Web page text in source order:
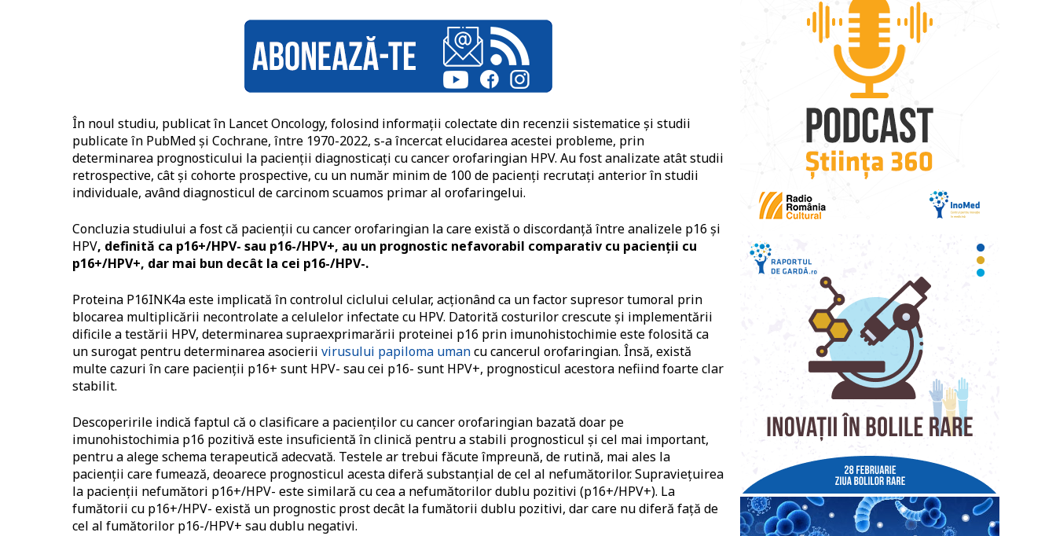
În noul studiu, publicat în Lancet Oncology, folosind informații colectate din recenzii sistematice și studii
publicate în PubMed și Cochrane, între 1970-2022, s-a încercat elucidarea acestei probleme, prin
determinarea prognosticului la pacienții diagnosticați cu cancer orofaringian HPV. Au fost analizate atât studii
retrospective, cât și cohorte prospective, cu un număr minim de 100 de pacienți recrutați anterior în studii
individuale, având diagnosticul de carcinom scuamos primar al orofaringelui.
Concluzia studiului a fost că pacienții cu cancer orofaringian la care există o discordanță între analizele p16 și
HPV, definită ca p16+/HPV- sau p16-/HPV+, au un prognostic nefavorabil comparativ cu pacienții cu
p16+/HPV+, dar mai bun decât la cei p16-/HPV-.
Proteina P16INK4a este implicată în controlul ciclului celular, acționând ca un factor supresor tumoral prin
blocarea multiplicării necontrolate a celulelor infectate cu HPV. Datorită costurilor crescute și implementării
dificile a testării HPV, determinarea supraexprimarării proteinei p16 prin imunohistochimie este folosită ca
un surogat pentru determinarea asocierii virusului papiloma umancu cancerul orofaringian. Însă, există
multe cazuri în care pacienții p16+ sunt HPV- sau cei p16- sunt HPV+, prognosticul acestora nefiind foarte clar
stabilit.
Descoperirile indică faptul că o clasificare a pacienților cu cancer orofaringian bazată doar pe
imunohistochimia p16 pozitivă este insuficientă în clinică pentru a stabili prognosticul și cel mai important,
pentru a alege schema terapeutică adecvată. Testele ar trebui făcute împreună, de rutină, mai ales la
pacienții care fumează, deoarece prognosticul acesta diferă substanțial de cel al nefumătorilor. Supraviețuirea
la pacienții nefumători p16+/HPV- este similară cu cea a nefumătorilor dublu pozitivi (p16+/HPV+). La
fumătorii cu p16+/HPV- există un prognostic prost decât la fumătorii dublu pozitivi, dar care nu diferă față de
cel al fumătorilor p16-/HPV+ sau dublu negativi.